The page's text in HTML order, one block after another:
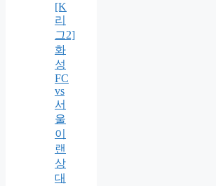
[K
리
그2]
화
성
FC
vs
서
울
이
랜
상
대